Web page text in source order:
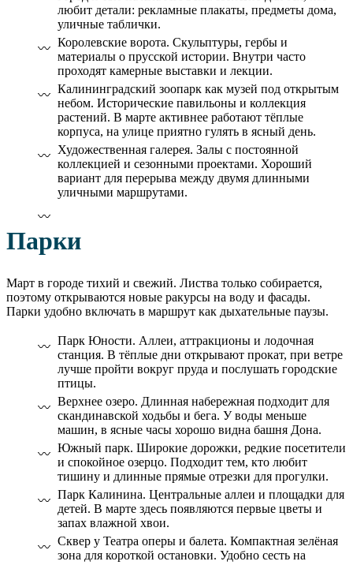
любит детали: рекламные плакаты, предметы дома,
уличные таблички.
Королевские ворота. Скульптуры, гербы и
материалы о прусской истории. Внутри часто
проходят камерные выставки и лекции.
Калининградский зоопарк как музей под открытым
небом. Исторические павильоны и коллекция
растений. В марте активнее работают тёплые
корпуса, на улице приятно гулять в ясный день.
Художественная галерея. Залы с постоянной
коллекцией и сезонными проектами. Хороший
вариант для перерыва между двумя длинными
уличными маршрутами.
Парки
Март в городе тихий и свежий. Листва только собирается,
поэтому открываются новые ракурсы на воду и фасады.
Парки удобно включать в маршрут как дыхательные паузы.
Парк Юности. Аллеи, аттракционы и лодочная
станция. В тёплые дни открывают прокат, при ветре
лучше пройти вокруг пруда и послушать городские
птицы.
Верхнее озеро. Длинная набережная подходит для
скандинавской ходьбы и бега. У воды меньше
машин, в ясные часы хорошо видна башня Дона.
Южный парк. Широкие дорожки, редкие посетители
и спокойное озерцо. Подходит тем, кто любит
тишину и длинные прямые отрезки для прогулки.
Парк Калинина. Центральные аллеи и площадки для
детей. В марте здесь появляются первые цветы и
запах влажной хвои.
Сквер у Театра оперы и балета. Компактная зелёная
зона для короткой остановки. Удобно сесть на